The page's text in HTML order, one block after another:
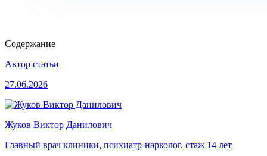
Содержание
Автор статьи
27.06.2026
Жуков Виктор Данилович
Главный врач клиники, психиатр-нарколог, стаж 14 лет